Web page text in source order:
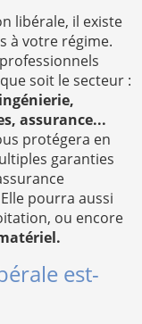
libérale, il existe
à votre régime.
soit le secteur :
assurance...
protégera en
garanties
pourra aussi
ou encore
est-